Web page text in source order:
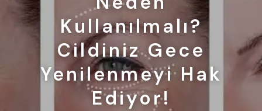
Kullanılmalı?
Cildiniz Gece
Yenilenmeyi Hak
Ediyor!